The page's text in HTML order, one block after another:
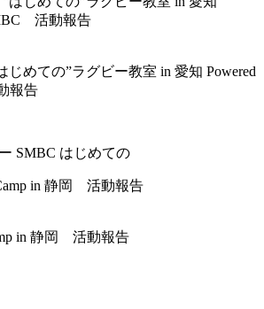
じめての”ラグビー教室 in 愛知 Powered
報告
SMBC はじめての
in 静岡 活動報告